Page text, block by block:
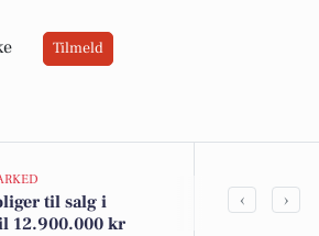
Tilmeld
til salg i
12.900.000 kr
Pris op til
‹ ›